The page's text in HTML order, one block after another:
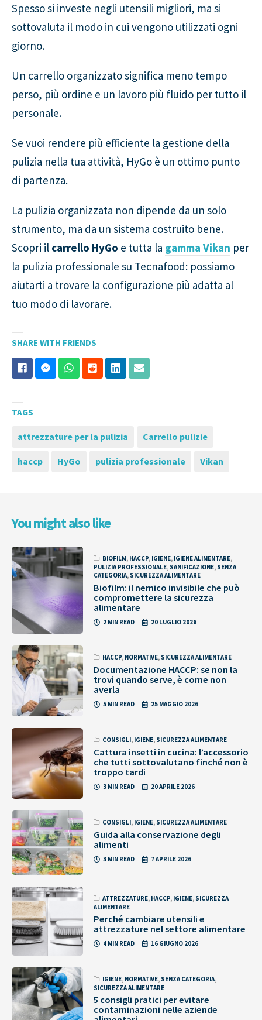
Spesso si investe negli utensili migliori, ma si
sottovaluta il modo in cui vengono utilizzati ogni
giorno.
Un carrello organizzato significa meno tempo
perso, più ordine e un lavoro più fluido per tutto il
personale.
Se vuoi rendere più efficiente la gestione della
pulizia nella tua attività, HyGo è un ottimo punto
di partenza.
La pulizia organizzata non dipende da un solo
strumento, ma da un sistema costruito bene.
Scopri il carrello HyGo e tutta la gamma Vikan per
la pulizia professionale su Tecnafood: possiamo
aiutarti a trovare la configurazione più adatta al
tuo modo di lavorare.
SHARE WITH FRIENDS
TAGS
attrezzature per la pulizia Carrello pulizie
haccp HyGo pulizia professionale Vikan
You might also like
BIOFILM, HACCP, IGIENE, IGIENE ALIMENTARE,
PULIZIA PROFESSIONALE, SANIFICAZIONE, SENZA
CATEGORIA, SICUREZZA ALIMENTARE
Biofilm: il nemico invisibile che può
compromettere la sicurezza
alimentare
2 MIN READ 20 LUGLIO 2026
HACCP, NORMATIVE, SICUREZZA ALIMENTARE
Documentazione HACCP: se non la
trovi quando serve, è come non
averla
5 MIN READ 25 MAGGIO 2026
CONSIGLI, IGIENE, SICUREZZA ALIMENTARE
Cattura insetti in cucina: l’accessorio
che tutti sottovalutano finché non è
troppo tardi
3 MIN READ 20 APRILE 2026
CONSIGLI, IGIENE, SICUREZZA ALIMENTARE
Guida alla conservazione degli
alimenti
3 MIN READ 7 APRILE 2026
ATTREZZATURE, HACCP, IGIENE, SICUREZZA
ALIMENTARE
Perché cambiare utensili e
attrezzature nel settore alimentare
4 MIN READ 16 GIUGNO 2026
IGIENE, NORMATIVE, SENZA CATEGORIA,
SICUREZZA ALIMENTARE
5 consigli pratici per evitare
contaminazioni nelle aziende